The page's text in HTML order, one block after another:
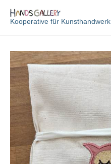
InhaltKooperative für Kunsthandwerk